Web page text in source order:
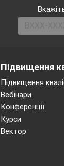
Підвищення
Підвищення
Вебінари
Конференції
Курси
Вектор